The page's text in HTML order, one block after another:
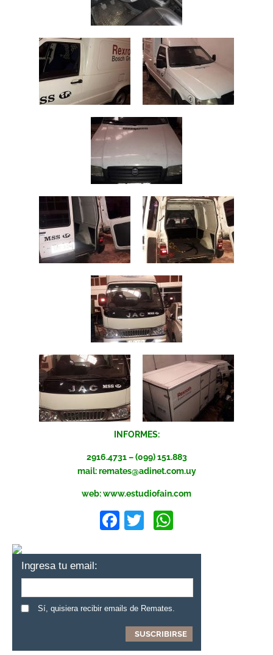
INFORMES:
2916.4731 – (099) 151.883
mail:remates@adinet.com.uy
web: www.estudiofain.com
Facebook
Twitter
Ingresa tu email:
Sí, quisiera recibir emails de Remates.